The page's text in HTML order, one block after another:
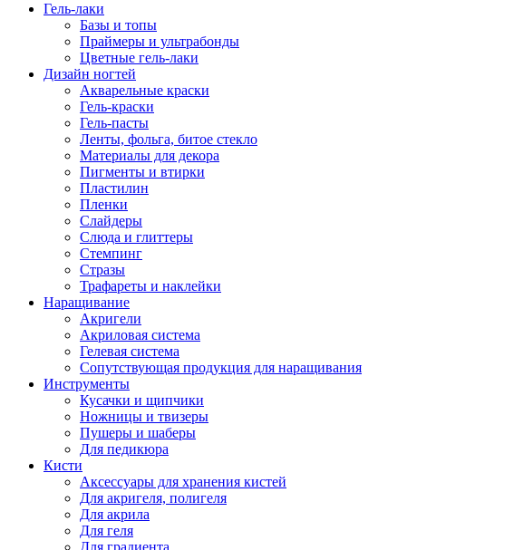
Гель-лаки
Базы и топы
Праймеры и ультрабонды
Цветные гель-лаки
Дизайн ногтей
Акварельные краски
Гель-краски
Гель-пасты
Ленты, фольга, битое стекло
Материалы для декора
Пигменты и втирки
Пластилин
Пленки
Слайдеры
Слюда и глиттеры
Стемпинг
Стразы
Трафареты и наклейки
Наращивание
Акригели
Акриловая система
Гелевая система
Сопутствующая продукция для наращивания
Инструменты
Кусачки и щипчики
Ножницы и твизеры
Пушеры и шаберы
Для педикюра
Кисти
Аксессуары для хранения кистей
Для акригеля, полигеля
Для акрила
Для геля
Для градиента